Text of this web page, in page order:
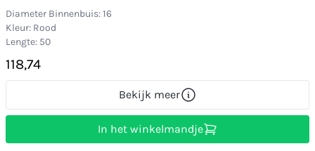
Diameter Binnenbuis: 16
Kleur: Rood
Lengte: 50
118,74
Bekijk meer
In het winkelmandje